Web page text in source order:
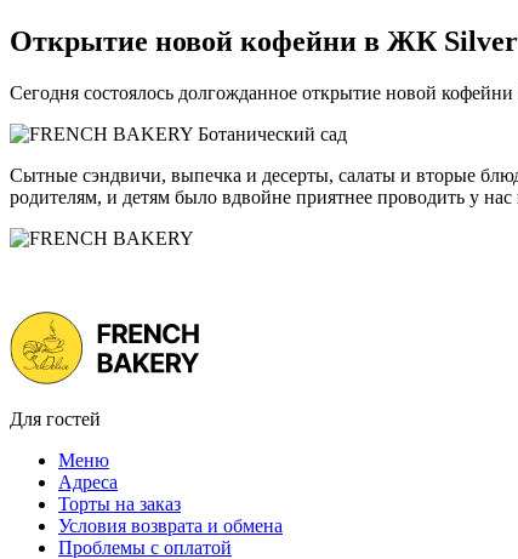
Открытие новой кофейни в ЖК Silver
Сегодня состоялось долгожданное открытие новой
Сытные сэндвичи, выпечка и десерты, салаты и вторые
родителям, и детям было вдвойне приятнее проводить у нас
Для гостей
Меню
Адреса
Торты на заказ
Условия возврата и обмена
Проблемы с оплатой